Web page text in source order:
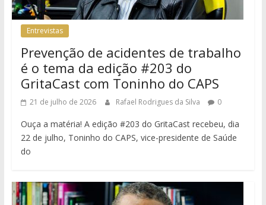
Entrevistas
Prevenção de acidentes de trabalho
é o tema da edição #203 do
GritaCast com Toninho do CAPS
21 de julho de 2026 Rafael Rodrigues da Silva 0
Ouça a matéria! A edição #203 do GritaCast recebeu, dia
22 de julho, Toninho do CAPS, vice-presidente de Saúde
do